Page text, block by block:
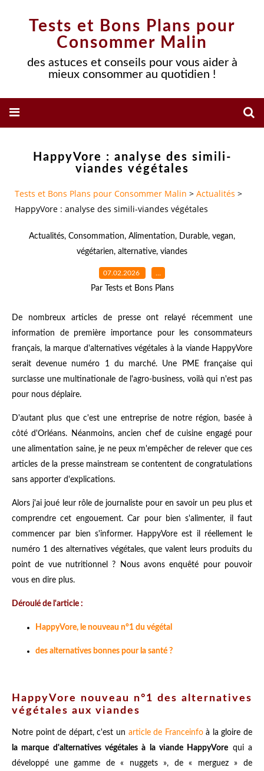
Tests et Bons Plans pour
Consommer Malin
des astuces et conseils pour vous aider à
mieux consommer au quotidien !
HappyVore : analyse des simili-
viandes végétales
Tests et Bons Plans pour Consommer Malin > Actualités >
HappyVore : analyse des simili-viandes végétales
Actualités, Consommation, Alimentation, Durable, vegan,
végétarien, alternative, viandes
07.02.2026 …
Par Tests et Bons Plans
De nombreux articles de presse ont relayé récemment une
information de première importance pour les consommateurs
français, la marque d'alternatives végétales à la viande HappyVore
serait devenue numéro 1 du marché. Une PME française qui
surclasse une multinationale de l'agro-business, voilà qui n'est pas
pour nous déplaire.
D'autant plus que c'est une entreprise de notre région, basée à
côté d'Orléans. Néanmoins, ancien chef de cuisine engagé pour
une alimentation saine, je ne peux m'empêcher de relever que ces
articles de la presse mainstream se contentent de congratulations
sans apporter d'explications.
Alors j'ai joué leur rôle de journaliste pour en savoir un peu plus et
comprendre cet engouement. Car pour bien s'alimenter, il faut
commencer par bien s'informer. HappyVore est il réellement le
numéro 1 des alternatives végétales, que valent leurs produits du
point de vue nutritionnel ? Nous avons enquêté pour pouvoir
vous en dire plus.
Déroulé de l'article :
HappyVore, le nouveau n°1 du végétal
des alternatives bonnes pour la santé ?
HappyVore nouveau n°1 des alternatives
végétales aux viandes
Notre point de départ, c'est un article de Franceinfoà la gloire de
la marque d'alternatives végétales à la viande HappyVore qui a
développé une gamme de « nuggets », de « merguez » de